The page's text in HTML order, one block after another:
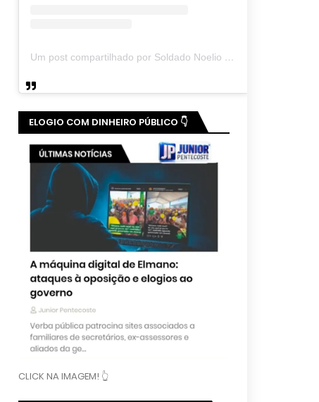
Um post compartilhado por Soldado Noelio (@soldadonoelio)
ELOGIO COM DINHEIRO PÚBLICO 👇
CLICK NA IMAGEM! 👆